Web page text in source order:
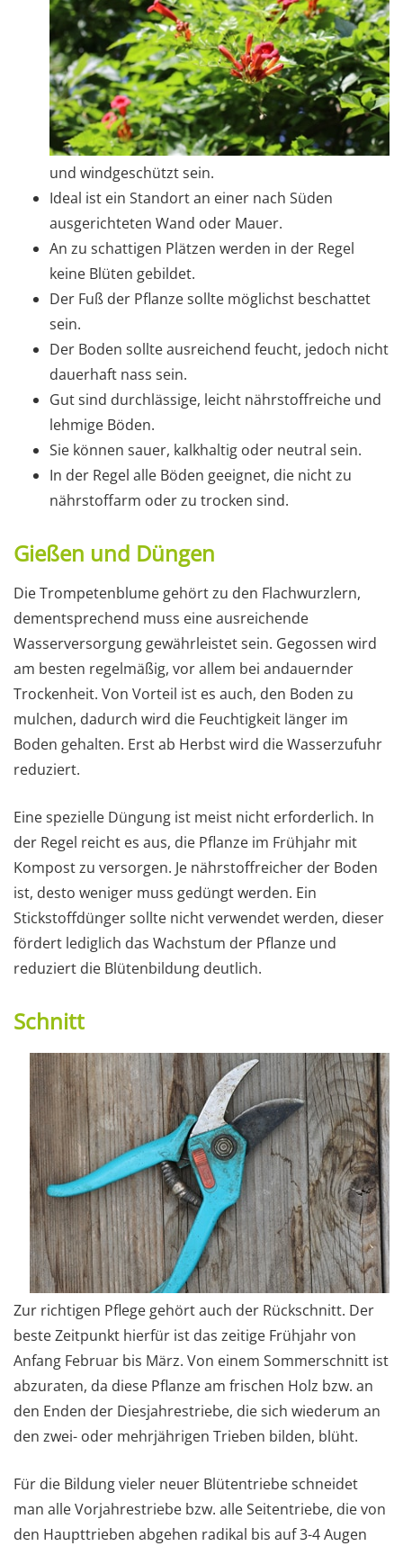
und windgeschützt sein.
Ideal ist ein Standort an einer nach Süden
ausgerichteten Wand oder Mauer.
An zu schattigen Plätzen werden in der Regel
keine Blüten gebildet.
Der Fuß der Pflanze sollte möglichst beschattet
sein.
Der Boden sollte ausreichend feucht, jedoch nicht
dauerhaft nass sein.
Gut sind durchlässige, leicht nährstoffreiche und
lehmige Böden.
Sie können sauer, kalkhaltig oder neutral sein.
In der Regel alle Böden geeignet, die nicht zu
nährstoffarm oder zu trocken sind.
Gießen und Düngen
Die Trompetenblume gehört zu den Flachwurzlern,
dementsprechend muss eine ausreichende
Wasserversorgung gewährleistet sein. Gegossen wird
am besten regelmäßig, vor allem bei andauernder
Trockenheit. Von Vorteil ist es auch, den Boden zu
mulchen, dadurch wird die Feuchtigkeit länger im
Boden gehalten. Erst ab Herbst wird die Wasserzufuhr
reduziert.
Eine spezielle Düngung ist meist nicht erforderlich. In
der Regel reicht es aus, die Pflanze im Frühjahr mit
Kompost zu versorgen. Je nährstoffreicher der Boden
ist, desto weniger muss gedüngt werden. Ein
Stickstoffdünger sollte nicht verwendet werden, dieser
fördert lediglich das Wachstum der Pflanze und
reduziert die Blütenbildung deutlich.
Schnitt
Zur richtigen Pflege gehört auch der Rückschnitt. Der
beste Zeitpunkt hierfür ist das zeitige Frühjahr von
Anfang Februar bis März. Von einem Sommerschnitt ist
abzuraten, da diese Pflanze am frischen Holz bzw. an
den Enden der Diesjahrestriebe, die sich wiederum an
den zwei- oder mehrjährigen Trieben bilden, blüht.
Für die Bildung vieler neuer Blütentriebe schneidet
man alle Vorjahrestriebe bzw. alle Seitentriebe, die von
den Haupttrieben abgehen radikal bis auf 3-4 Augen